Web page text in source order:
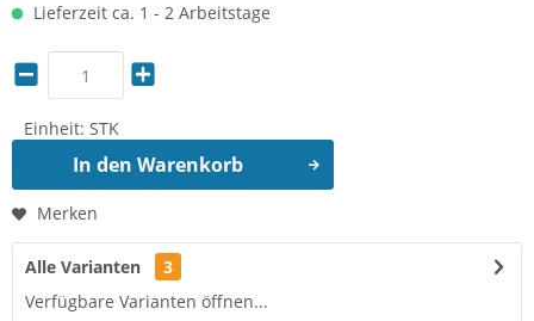
Lieferzeit ca. 1 - 2 Arbeitstage
Einheit: STK
In den Warenkorb
Merken
Alle Varianten
3
Verfügbare Varianten öffnen...